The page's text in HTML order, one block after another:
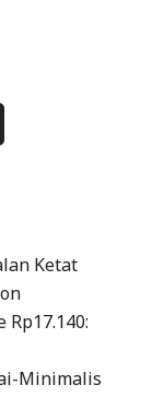
Ketat
Rp17.140:
Minimalis